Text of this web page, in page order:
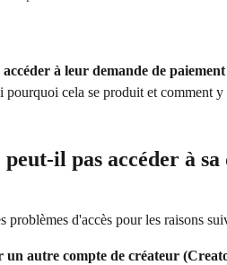
accéder à leur demande de paiement
cela se produit et comment y
il pas accéder à sa
problèmes d'accès pour les raisons
un autre compte de créateur